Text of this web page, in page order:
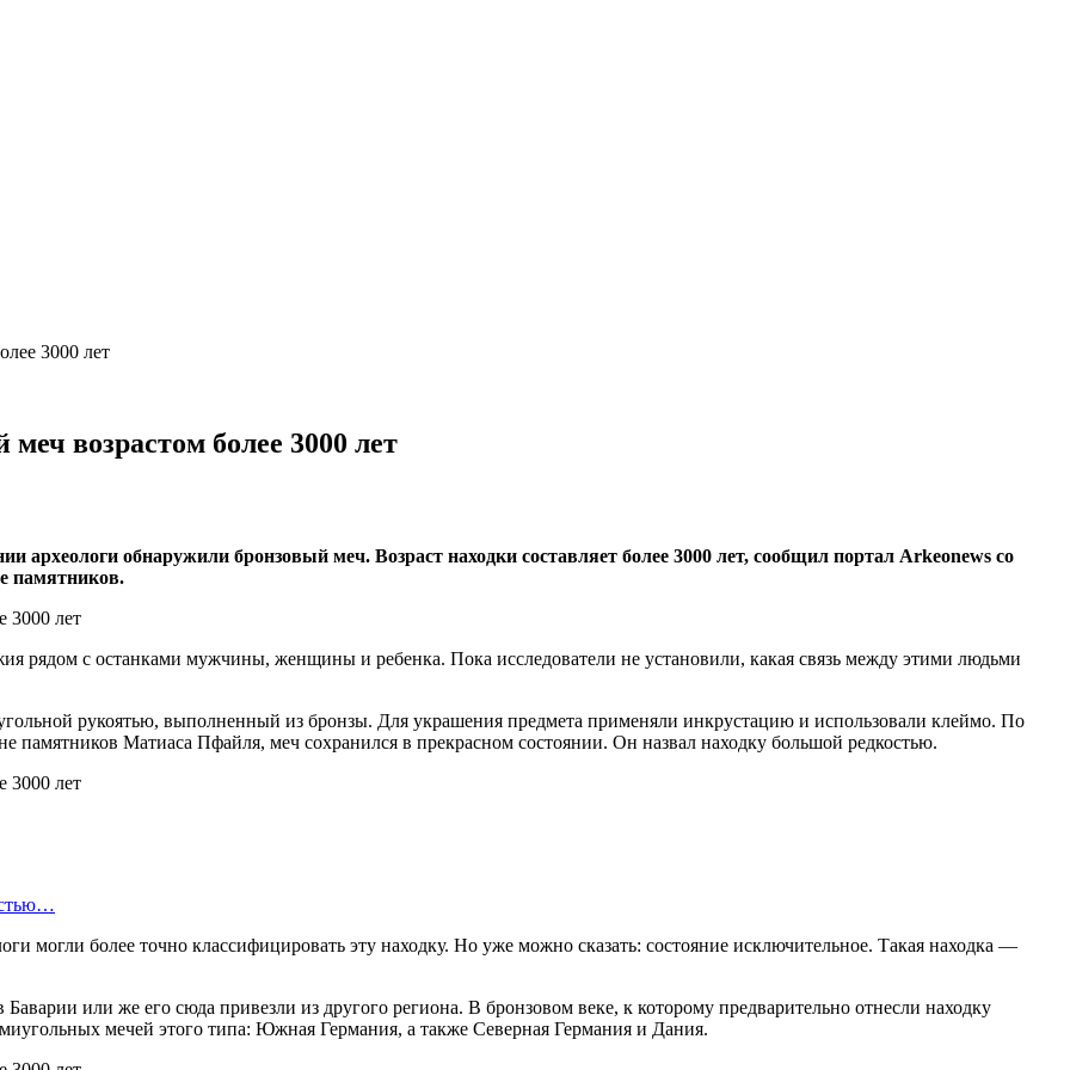
3000 лет
возрастом более 3000 лет
археологи обнаружили бронзовый меч. Возраст находки составляет более 3000 лет, сообщил портал Arkeonews со
памятников.
рядом с останками мужчины, женщины и ребенка. Пока исследователи не установили, какая связь между этими людьми
рукоятью, выполненный из бронзы. Для украшения предмета применяли инкрустацию и использовали клеймо. По
памятников Матиаса Пфайля, меч сохранился в прекрасном состоянии. Он назвал находку большой редкостью.
могли более точно классифицировать эту находку. Но уже можно сказать: состояние исключительное. Такая находка —
или же его сюда привезли из другого региона. В бронзовом веке, к которому предварительно отнесли находку
мечей этого типа: Южная Германия, а также Северная Германия и Дания.